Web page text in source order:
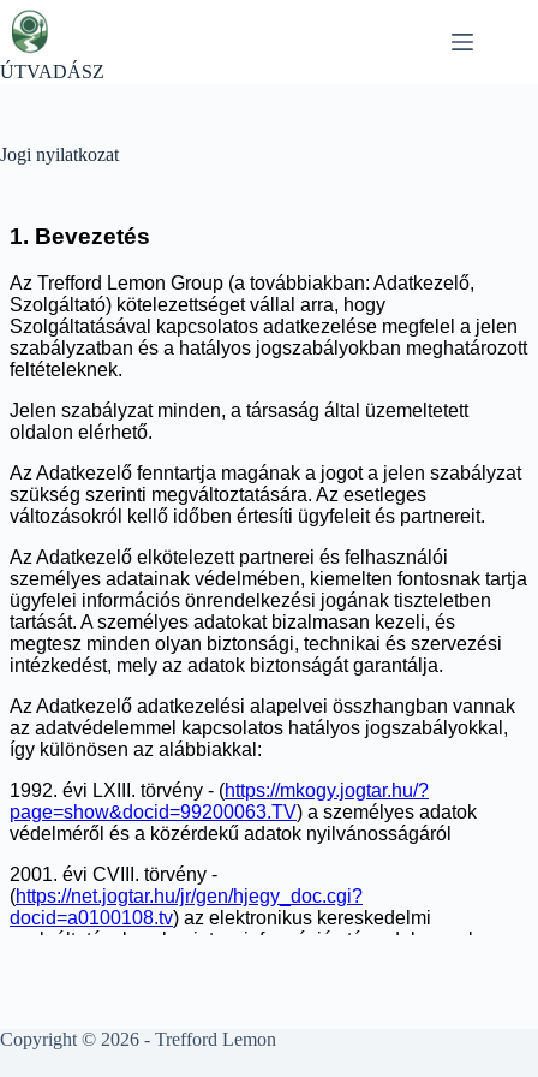
Skip
to
content
ÚTVADÁSZ
Jogi nyilatkozat
Copyright © 2026 - Trefford Lemon